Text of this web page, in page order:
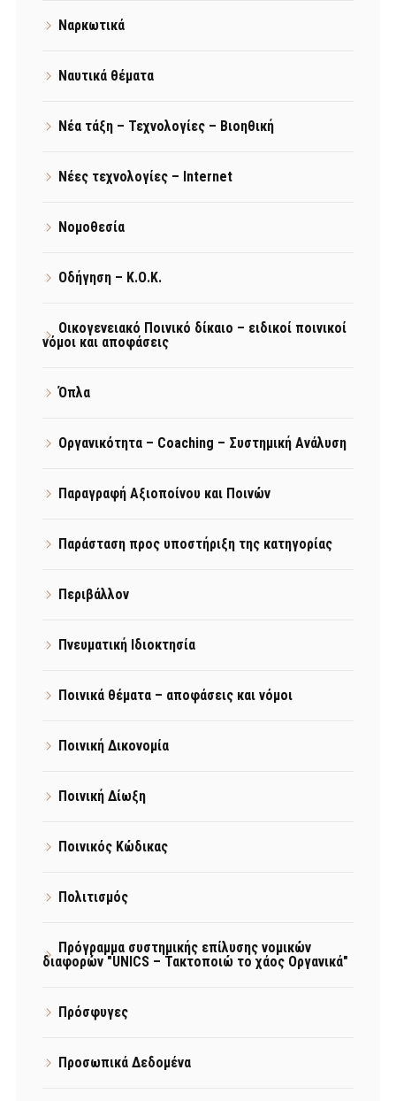
Ναρκωτικά
Ναυτικά θέματα
Νέα τάξη – Τεχνολογίες – Βιοηθική
Νέες τεχνολογίες – Internet
Νομοθεσία
Οδήγηση – Κ.Ο.Κ.
Οικογενειακό Ποινικό δίκαιο – ειδικοί ποινικοί
νόμοι και αποφάσεις
Όπλα
Οργανικότητα – Coaching – Συστημική Ανάλυση
Παραγραφή Αξιοποίνου και Ποινών
Παράσταση προς υποστήριξη της κατηγορίας
Περιβάλλον
Πνευματική Ιδιοκτησία
Ποινικά θέματα – αποφάσεις και νόμοι
Ποινική Δικονομία
Ποινική Δίωξη
Ποινικός Κώδικας
Πολιτισμός
Πρόγραμμα συστημικής επίλυσης νομικών
διαφορών "UNICS – Τακτοποιώ το χάος Οργανικά"
Πρόσφυγες
Προσωπικά Δεδομένα